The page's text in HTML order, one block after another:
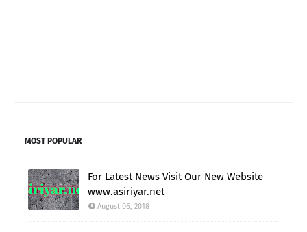
MOST POPULAR
For Latest News Visit Our New Website
www.asiriyar.net
August 06, 2018